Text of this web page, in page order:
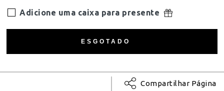
Adicione uma caixa para presente
Compartilhar Página